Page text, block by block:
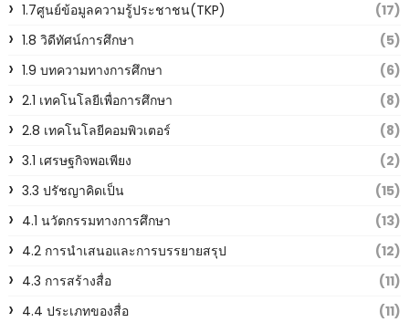
1.7ศูนย์ข้อมูลความรู้ประชาชน(TKP)
(17)
1.8 วิดีทัศน์การศึกษา
(5)
1.9 บทความทางการศึกษา
(6)
2.1 เทคโนโลยีเพื่อการศึกษา
(8)
2.8 เทคโนโลยีคอมพิวเตอร์
(8)
3.1 เศรษฐกิจพอเพียง
(2)
3.3 ปรัชญาคิดเป็น
(15)
4.1 นวัตกรรมทางการศึกษา
(13)
4.2 การนำเสนอและการบรรยายสรุป
(12)
4.3 การสร้างสื่อ
(11)
4.4 ประเภทของสื่อ
(11)